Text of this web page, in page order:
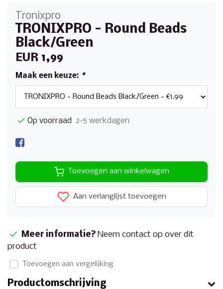
Tronixpro
TRONIXPRO - Round Beads
Black/Green
EUR 1,99
Maak een keuze: *
Op voorraad 2-5 werkdagen
Toevoegen aan winkelwagen
Aan verlanglijst toevoegen
Meer informatie? Neem contact op over dit
product
Toevoegen aan vergelijking
Productomschrijving